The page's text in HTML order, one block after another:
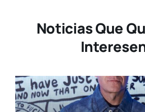
Noticias Que